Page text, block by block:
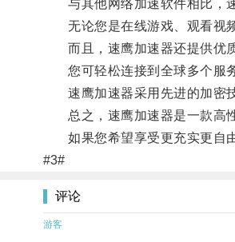
与其他网络加速软件相比，速
无论您是在线游戏、观看视频
而且，速鹰加速器还提供优质
您可轻松连接到全球多个服务
速鹰加速器采用先进的加密技
总之，速鹰加速器是一款高性
如果您希望享受更充实更自由
#3#
评论
游客